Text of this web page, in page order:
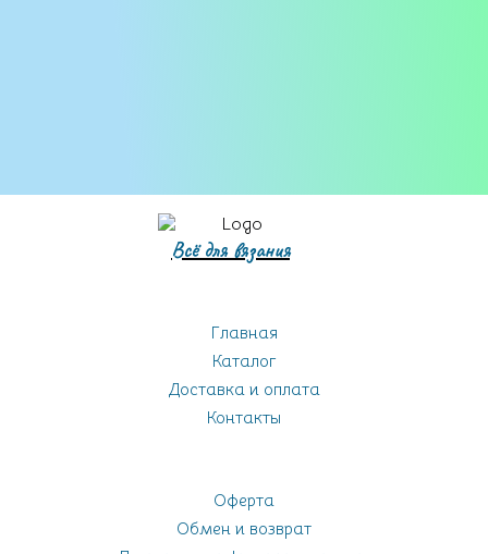
Всё для вязания
Главная
Каталог
Доставка и оплата
Контакты
Оферта
Обмен и возврат